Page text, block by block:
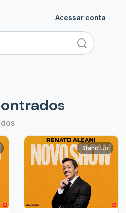
Acessar conta
Stand Up